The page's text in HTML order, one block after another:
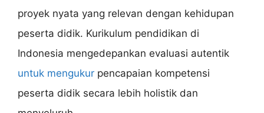
proyek nyata yang relevan dengan kehidupan
peserta didik. Kurikulum pendidikan di
Indonesia mengedepankan evaluasi autentik
untuk mengukur pencapaian kompetensi
peserta didik secara lebih holistik dan